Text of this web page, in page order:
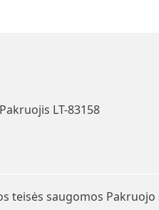
LT-83158
teisės saugomos